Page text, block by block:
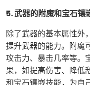
5. 武器的附魔和宝石镶
除了武器的基本属性外
提升武器的能力。附魔
攻击力、暴击几率等。
果，如提高伤害、降低
和宝石镶嵌技能，为自